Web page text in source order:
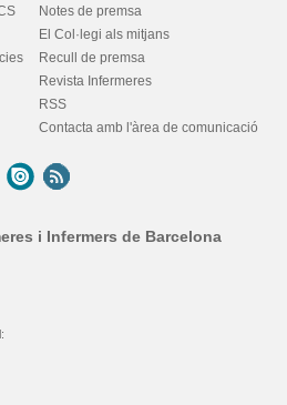
Notes de premsa
El Col·legi als mitjans
Recull de premsa
Revista Infermeres
RSS
Contacta amb l'àrea de comunicació
i Infermers de Barcelona